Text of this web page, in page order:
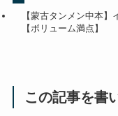
【蒙古タンメン中本
【ボリューム満点】
この記事を書